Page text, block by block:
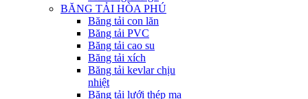
BĂNG TẢI HÒA PHÚ
Băng tải con lăn
Băng tải PVC
Băng tải cao su
Băng tải xích
Băng tải kevlar chịu
nhiệt
Băng tải lưới thép mạ